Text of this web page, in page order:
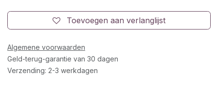
Toevoegen aan verlanglijst
Algemene voorwaarden
Geld-terug-garantie van 30 dagen
Verzending: 2-3 werkdagen